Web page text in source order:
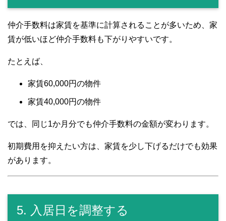
仲介手数料は家賃を基準に計算されることが多いため、家
賃が低いほど仲介手数料も下がりやすいです。
たとえば、
家賃60,000円の物件
家賃40,000円の物件
では、同じ1か月分でも仲介手数料の金額が変わります。
初期費用を抑えたい方は、家賃を少し下げるだけでも効果
があります。
5. 入居日を調整する